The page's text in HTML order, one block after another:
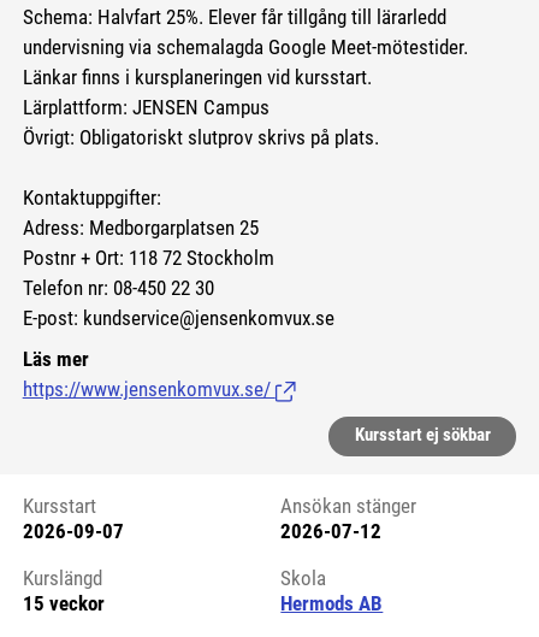
Schema: Halvfart 25%. Elever får tillgång till lärarledd
undervisning via schemalagda Google Meet-mötestider.
Länkar finns i kursplaneringen vid kursstart.
Lärplattform: JENSEN Campus
Övrigt: Obligatoriskt slutprov skrivs på plats.
Kontaktuppgifter:
Adress: Medborgarplatsen 25
Postnr + Ort: 118 72 Stockholm
Telefon nr: 08-450 22 30
E-post: kundservice@jensenkomvux.se
Läs mer
https://www.jensenkomvux.se/ (Länk till extern sida.)
Kursstart ej sökbar
Kursstart 6175409
Kursstart
2026-09-07
Ansökan stänger
2026-07-12
Kurslängd
15 veckor
Skola
Hermods AB